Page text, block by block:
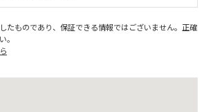
たものであり、保証できる情報ではございません。正確
。